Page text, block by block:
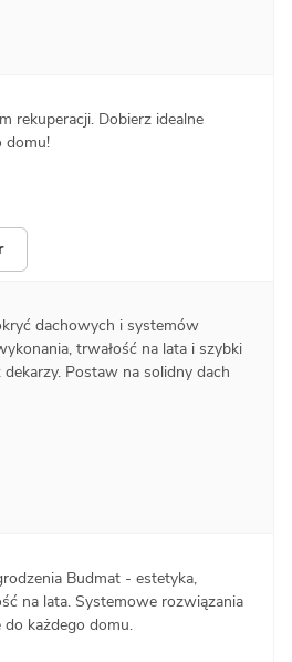
rekuperacji. Dobierz idealne
domu!
dachowych i systemów
trwałość na lata i szybki
Postaw na solidny dach
Budmat - estetyka,
na lata. Systemowe rozwiązania
każdego domu.